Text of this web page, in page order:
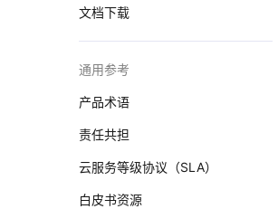
文档下载
通用参考
产品术语
责任共担
云服务等级协议（SLA）
白皮书资源